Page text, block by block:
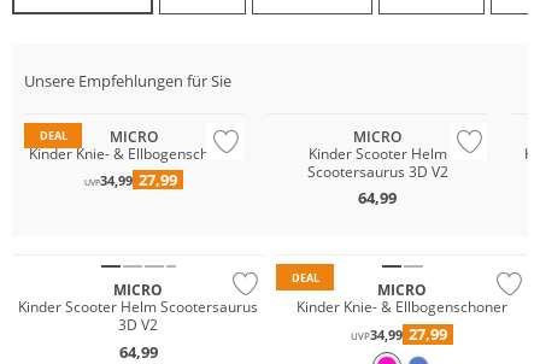
Unsere Empfehlungen für Sie
DEAL
MICRO
Kinder Knie- & Ellbogenschoner
UVP34,99 27,99
MICRO
Kinder Scooter Helm
Scootersaurus 3D V2
64,99
MICRO
Kinder Scooter Helm Scootersaurus
3D V2
64,99
DEAL
MICRO
Kinder Knie- & Ellbogenschoner
UVP34,99 27,99